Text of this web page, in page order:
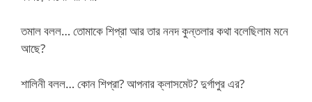
তমাল বলল… তোমাকে শিপ্রা আর তার ননদ কুন্তলার কথা বলেছিলাম মনে
আছে?
শালিনী বলল… কোন শিপ্রা? আপনার ক্লাসমেট? দুর্গাপুর এর?